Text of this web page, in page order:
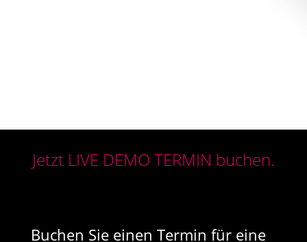
Jetzt LIVE DEMO TERMIN buchen.
Buchen Sie einen Termin für eine